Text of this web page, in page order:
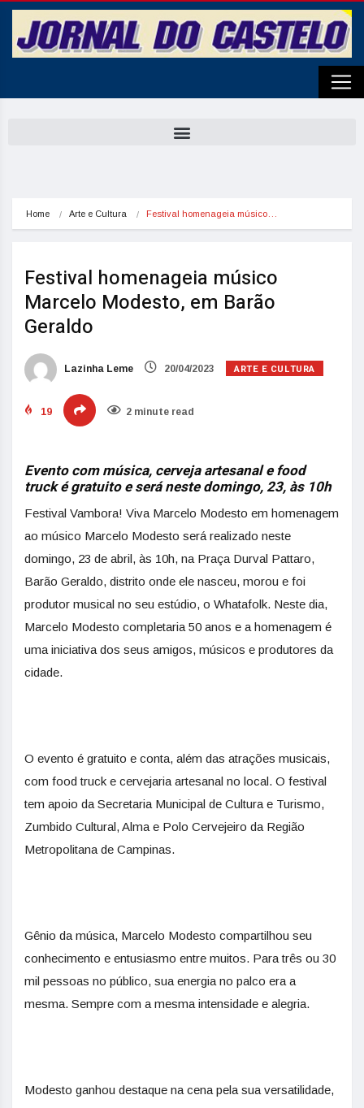
Home Arte e Cultura Festival homenageia músico…
Festival homenageia músico
Marcelo Modesto, em Barão
Geraldo
Lazinha Leme 20/04/2023 ARTE E CULTURA
19 2 minute read
Evento com música, cerveja artesanal e food
truck é gratuito e será neste domingo, 23, às 10h
Festival Vambora! Viva Marcelo Modesto em homenagem
ao músico Marcelo Modesto será realizado neste
domingo, 23 de abril, às 10h, na Praça Durval Pattaro,
Barão Geraldo, distrito onde ele nasceu, morou e foi
produtor musical no seu estúdio, o Whatafolk. Neste dia,
Marcelo Modesto completaria 50 anos e a homenagem é
uma iniciativa dos seus amigos, músicos e produtores da
cidade.
O evento é gratuito e conta, além das atrações musicais,
com food truck e cervejaria artesanal no local. O festival
tem apoio da Secretaria Municipal de Cultura e Turismo,
Zumbido Cultural, Alma e Polo Cervejeiro da Região
Metropolitana de Campinas.
Gênio da música, Marcelo Modesto compartilhou seu
conhecimento e entusiasmo entre muitos. Para três ou 30
mil pessoas no público, sua energia no palco era a
mesma. Sempre com a mesma intensidade e alegria.
Modesto ganhou destaque na cena pela sua versatilidade,